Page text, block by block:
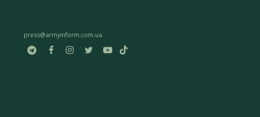
press@armyinform.com.ua